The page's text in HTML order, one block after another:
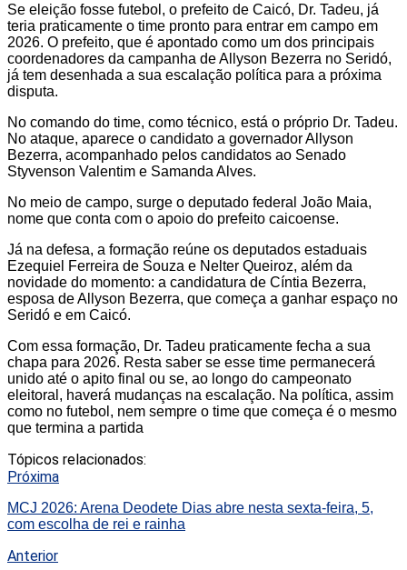
Se eleição fosse futebol, o prefeito de Caicó, Dr. Tadeu, já
teria praticamente o time pronto para entrar em campo em
2026. O prefeito, que é apontado como um dos principais
coordenadores da campanha de Allyson Bezerra no Seridó,
já tem desenhada a sua escalação política para a próxima
disputa.
No comando do time, como técnico, está o próprio Dr. Tadeu.
No ataque, aparece o candidato a governador Allyson
Bezerra, acompanhado pelos candidatos ao Senado
Styvenson Valentim e Samanda Alves.
No meio de campo, surge o deputado federal João Maia,
nome que conta com o apoio do prefeito caicoense.
Já na defesa, a formação reúne os deputados estaduais
Ezequiel Ferreira de Souza e Nelter Queiroz, além da
novidade do momento: a candidatura de Cíntia Bezerra,
esposa de Allyson Bezerra, que começa a ganhar espaço no
Seridó e em Caicó.
Com essa formação, Dr. Tadeu praticamente fecha a sua
chapa para 2026. Resta saber se esse time permanecerá
unido até o apito final ou se, ao longo do campeonato
eleitoral, haverá mudanças na escalação. Na política, assim
como no futebol, nem sempre o time que começa é o mesmo
que termina a partida
Tópicos relacionados:
Próxima
MCJ 2026: Arena Deodete Dias abre nesta sexta-feira, 5,
com escolha de rei e rainha
Anterior